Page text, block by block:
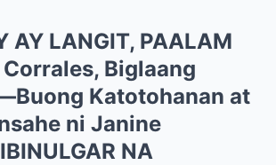
AY LANGIT, PAALAM
Biglaang
Katotohanan at
ni Janine
NA